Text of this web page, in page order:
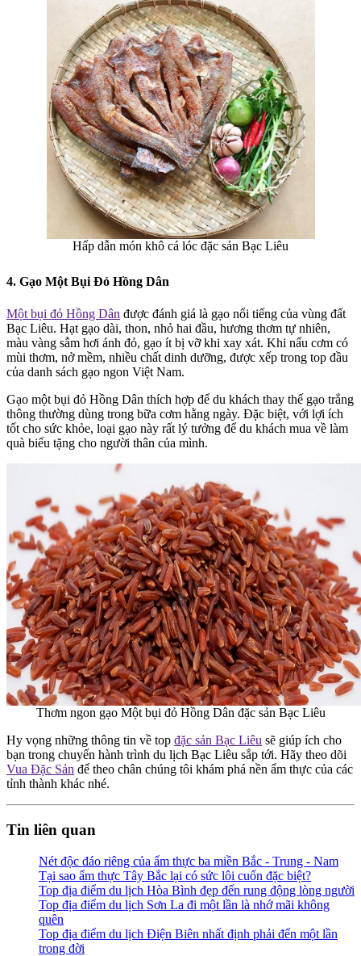
Hấp dẫn món khô cá lóc đặc sản Bạc Liêu
4. Gạo Một Bụi Đỏ Hồng Dân
Một bụi đỏ Hồng Dân được đánh giá là gạo nổi tiếng của vùng đất
Bạc Liêu. Hạt gạo dài, thon, nhỏ hai đầu, hương thơm tự nhiên,
màu vàng sẫm hơi ánh đỏ, gạo ít bị vỡ khi xay xát. Khi nấu cơm có
mùi thơm, nở mềm, nhiều chất dinh dưỡng, được xếp trong top đầu
của danh sách gạo ngon Việt Nam.
Gạo một bụi đỏ Hồng Dân thích hợp để du khách thay thế gạo trắng
thông thường dùng trong bữa cơm hằng ngày. Đặc biệt, với lợi ích
tốt cho sức khỏe, loại gạo này rất lý tưởng để du khách mua về làm
quà biếu tặng cho người thân của mình.
Thơm ngon gạo Một bụi đỏ Hồng Dân đặc sản Bạc Liêu
Hy vọng những thông tin về top đặc sản Bạc Liêu sẽ giúp ích cho
bạn trong chuyến hành trình du lịch Bạc Liêu sắp tới. Hãy theo dõi
Vua Đặc Sản để theo chân chúng tôi khám phá nền ẩm thực của các
tỉnh thành khác nhé.
Tin liên quan
Nét độc đáo riêng của ẩm thực ba miền Bắc - Trung - Nam
Tại sao ẩm thực Tây Bắc lại có sức lôi cuốn đặc biệt?
Top địa điểm du lịch Hòa Bình đẹp đến rung động lòng người
Top địa điểm du lịch Sơn La đi một lần là nhớ mãi không
quên
Top địa điểm du lịch Điện Biên nhất định phải đến một lần
trong đời